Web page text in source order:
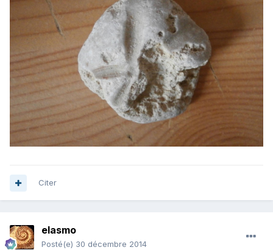
Citer
elasmo
Posté(e) 30 décembre 2014